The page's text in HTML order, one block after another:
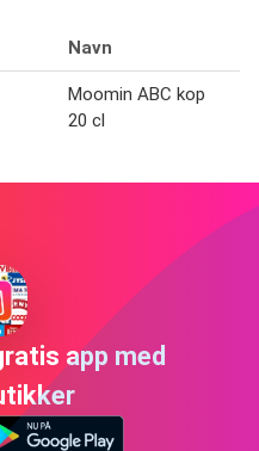
Navn
Moomin ABC kop
20 cl
app med